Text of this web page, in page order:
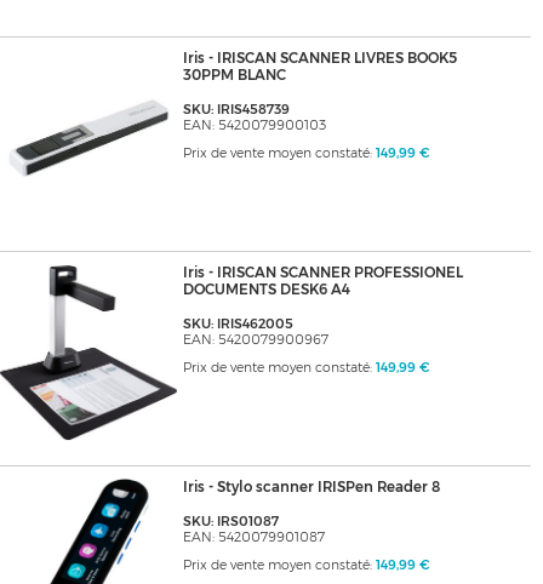
Iris - IRISCAN SCANNER LIVRES BOOK5
30PPM BLANC
SKU: IRIS458739
EAN: 5420079900103
Prix de vente moyen constaté: 149,99 €
Iris - IRISCAN SCANNER PROFESSIONEL
DOCUMENTS DESK6 A4
SKU: IRIS462005
EAN: 5420079900967
Prix de vente moyen constaté: 149,99 €
Iris - Stylo scanner IRISPen Reader 8
SKU: IRS01087
EAN: 5420079901087
Prix de vente moyen constaté: 149,99 €